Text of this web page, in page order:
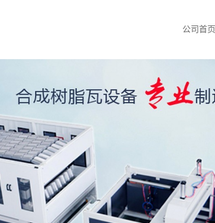
公司首页